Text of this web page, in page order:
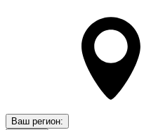
Ваш регион: